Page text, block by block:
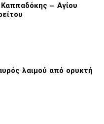
– Αγίου
λαιμού από ορυκτή